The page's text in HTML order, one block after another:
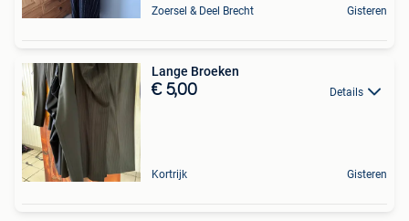
Zoersel & Deel Brecht Gisteren
Lange Broeken
€ 5,00 Details
Kortrijk Gisteren